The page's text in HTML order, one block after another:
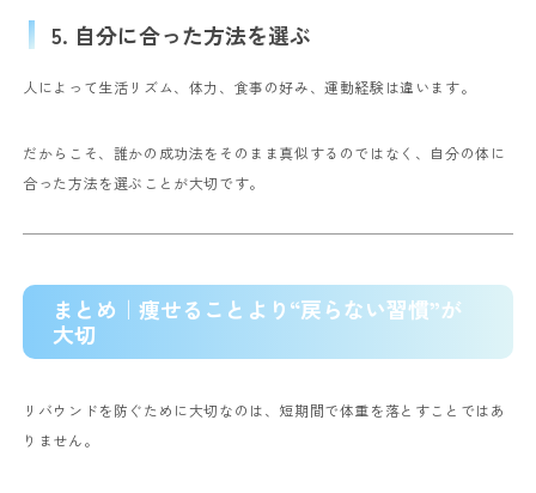
5. 自分に合った方法を選ぶ
人によって生活リズム、体力、食事の好み、運動経験は違います。
だからこそ、誰かの成功法をそのまま真似するのではなく、自分の体に
合った方法を選ぶことが大切です。
まとめ｜痩せることより“戻らない習慣”が
大切
リバウンドを防ぐために大切なのは、短期間で体重を落とすことではあ
りません。